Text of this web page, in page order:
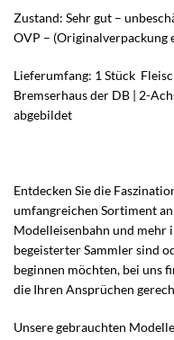
Zustand: Sehr gut –
OVP – (Originalverpackung
Lieferumfang: 1 Stück
Bremserhaus der DB | 2-
abgebildet
Entdecken Sie die
umfangreichen Sortiment
Modelleisenbahn und mehr
begeisterter Sammler sind
beginnen möchten, bei uns
die Ihren Ansprüchen
Unsere gebrauchten